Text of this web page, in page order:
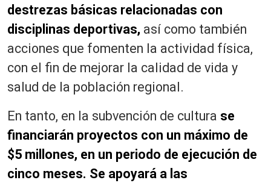
destrezas básicas relacionadas con
disciplinas deportivas, así como también
acciones que fomenten la actividad física,
con el fin de mejorar la calidad de vida y
salud de la población regional.
En tanto, en la subvención de cultura se
financiarán proyectos con un máximo de
$5 millones, en un periodo de ejecución de
cinco meses. Se apoyará a las